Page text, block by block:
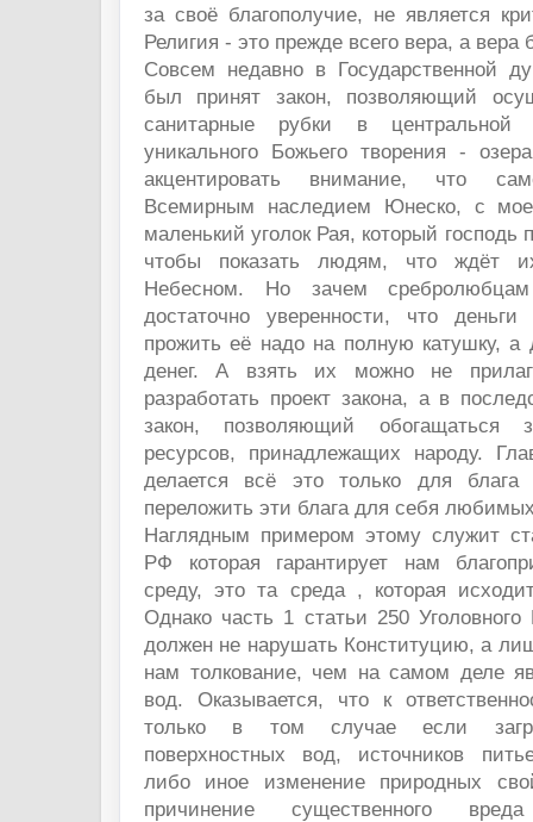
за своё благополучие, не является
Религия - это прежде всего вера, а вера
Совсем недавно в Государственной
был принят закон, позволяющий
санитарные рубки в центральной
уникального Божьего творения -
акцентировать внимание, что
Всемирным наследием Юнеско, с
маленький уголок Рая, который
чтобы показать людям, что ждёт
Небесном. Но зачем
достаточно уверенности, что
прожить её надо на полную катушку, а
денег. А взять их можно не
разработать проект закона, а в
закон, позволяющий обогащаться
ресурсов, принадлежащих народу.
делается всё это только для
переложить эти блага для себя
Наглядным примером этому служит
РФ которая гарантирует нам
среду, это та среда , которая
Однако часть 1 статьи 250
должен не нарушать Конституцию, а
нам толкование, чем на самом деле
вод. Оказывается, что к
только в том случае если
поверхностных вод, источников
либо иное изменение природных
причинение существенного